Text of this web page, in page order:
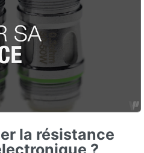
la résistance
?